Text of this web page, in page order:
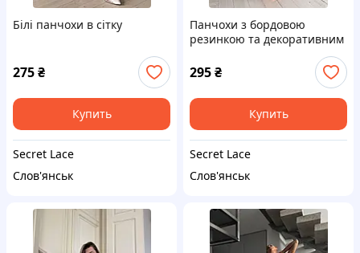
Білі панчохи в сітку
275₴
Купить
Secret Lace
Слов'янськ
Панчохи з бордовою
резинкою та декоративним
295₴
Купить
Secret Lace
Слов'янськ